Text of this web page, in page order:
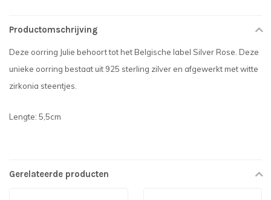
Productomschrijving
Deze oorring Julie behoort tot het Belgische label Silver Rose. Deze
unieke oorring bestaat uit 925 sterling zilver en afgewerkt met witte
zirkonia steentjes.
Lengte: 5,5cm
Gerelateerde producten